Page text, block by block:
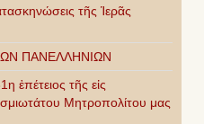
τῆς Ἱερᾶς
ΠΑΝΕΛΛΗΝΙΩΝ
ἐπέτειος τῆς εἰς
Μητροπολίτου μας